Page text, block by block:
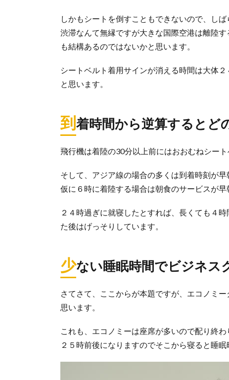
しかもシートを倒すこともできないので、し
渋滞なんて無縁ですが大きな国際空港は離陸
も結構あるのではないかと思います。
シートベルト着用サインが消える時間は大体
と思います。
到着時間から逆算するとど
飛行機は着陸の30分以上前にはおおむねシート
そして、アジア線の場合の多くは到着時刻が
仮に６時に着陸する場合は朝食のサービスが早
２４時過ぎに就寝したとすれば、長くても４
た後はげっそりしています。
少ない睡眠時間でビジネス
さてさて、ここからが本題ですが、エコノミ
思います。
これも、エコノミーは座席が多いので配り終
２５時前後になりますのでそこから寝ると睡眠